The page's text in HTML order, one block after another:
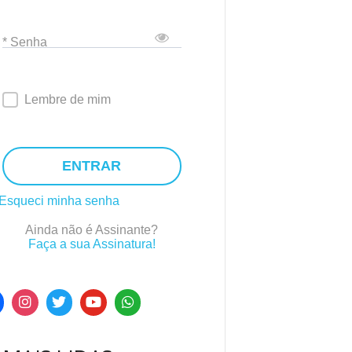
* Senha
Lembre de mim
ENTRAR
Esqueci minha senha
Ainda não é Assinante?
Faça a sua Assinatura!